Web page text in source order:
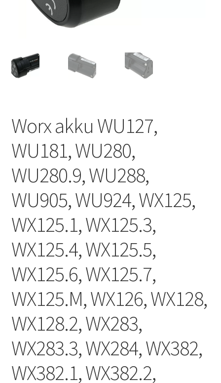
Worx akku WU127,
WU181, WU280,
WU280.9, WU288,
WU905, WU924, WX125,
WX125.1, WX125.3,
WX125.4, WX125.5,
WX125.6, WX125.7,
WX125.M, WX126, WX128,
WX128.2, WX283,
WX283.3, WX284, WX382,
WX382.1, WX382.2,